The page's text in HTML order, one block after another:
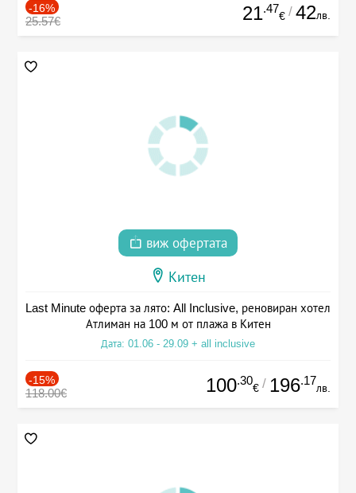
-16%
25.57€ 21.47
€ / 42лв.
виж офертата
Китен
Last Minute оферта за лято: All Inclusive, реновиран хотел
Атлиман на 100 м от плажа в Китен
Дата: 01.06 - 29.09 + all inclusive
-15%
118.00€ 100.30
€ / 196.17
лв.